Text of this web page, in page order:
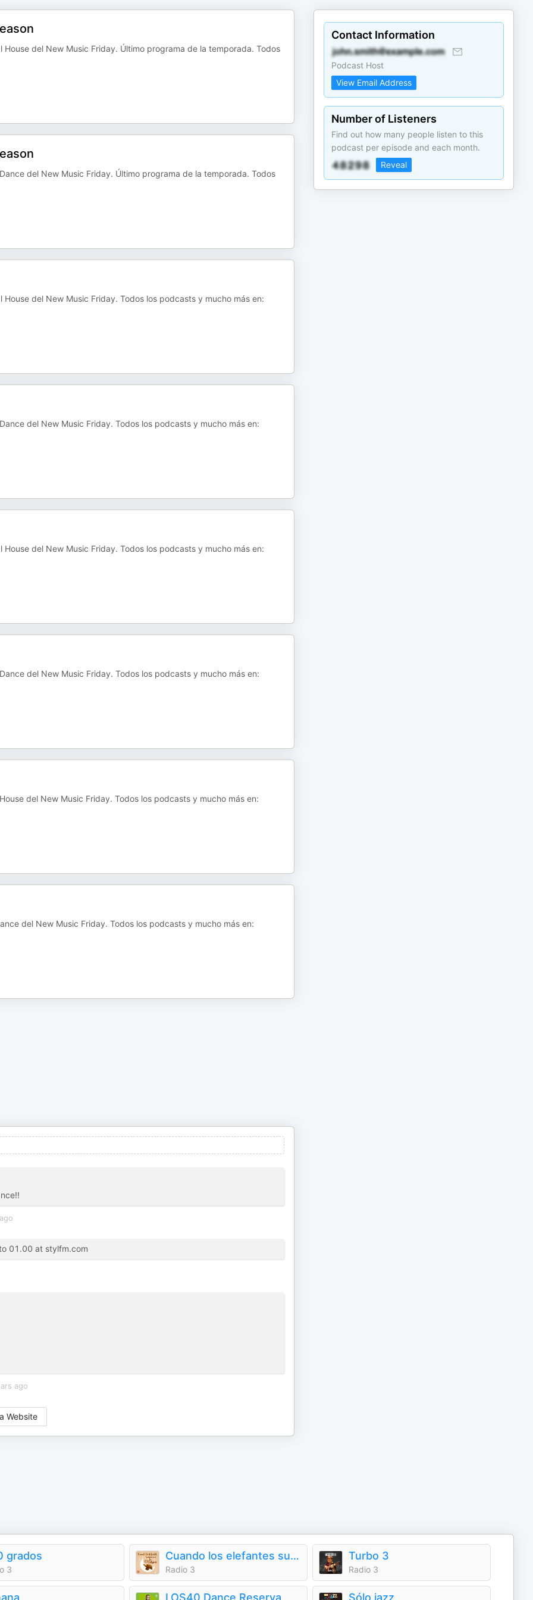
del New Music Friday. Último programa de la temporada. Todos
del New Music Friday. Último programa de la temporada. Todos
del New Music Friday. Todos los podcasts y mucho más en:
del New Music Friday. Todos los podcasts y mucho más en:
del New Music Friday. Todos los podcasts y mucho más en:
del New Music Friday. Todos los podcasts y mucho más en:
del New Music Friday. Todos los podcasts y mucho más en:
del New Music Friday. Todos los podcasts y mucho más en:
Contact Information
Podcast Host
View Email Address
Number of Listeners
Find out how many people listen to this
podcast per episode and each month.
Reveal
01.00 at stylfm.com
ago
Website
grados
3
Cuando los elefantes sueñan con la música
Radio 3
Turbo 3
Radio 3
LOS40 Dance Reserva Sólo jazz